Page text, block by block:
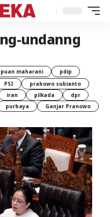
undanng
puan maharani
pdip
PSI
prabowo subianto
iran pilkada
dpr
purbaya Ganjar Pranowo